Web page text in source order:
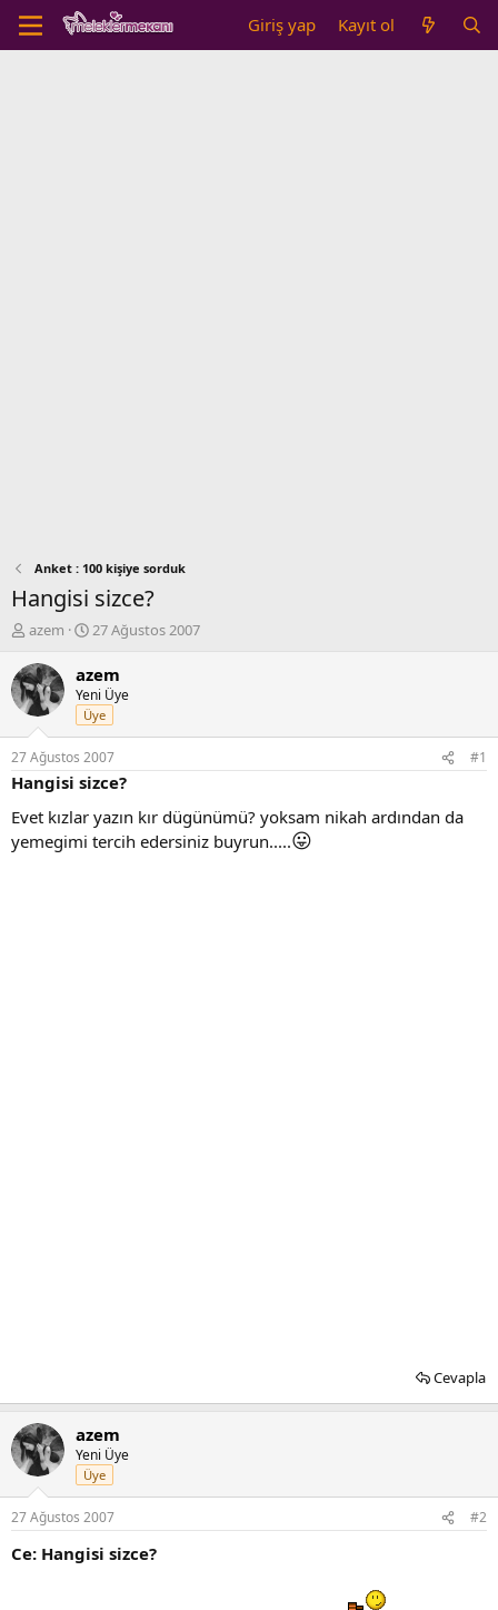
Giriş yap Kayıt ol
Anket : 100 kişiye sorduk
Hangisi sizce?
K
n
b
u
y
u
b
a
l
a
azem
B
ş
l
a
n
g
ı
ç
a
r
27 Ağustos 2007
azem
Yeni Üye
Üye
27 Ağustos 2007 #1
Hangisi sizce?
Evet kızlar yazın kır dügünümü? yoksam nikah ardından da
yemegimi tercih edersiniz buyrun.....😛
Cevapla
azem
Yeni Üye
Üye
27 Ağustos 2007 #2
Ce: Hangisi sizce?